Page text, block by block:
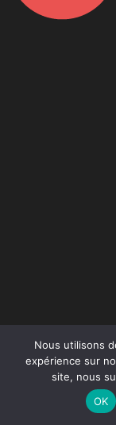
Nous utilisons
expérience sur
site, nous
OK